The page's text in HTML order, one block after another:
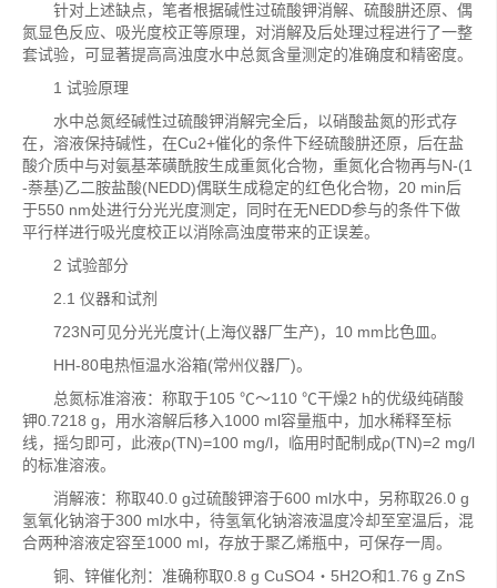
针对上述缺点，笔者根据碱性过硫酸钾消解、硫酸肼还原、偶
氮显色反应、吸光度校正等原理，对消解及后处理过程进行了一整
套试验，可显著提高高浊度水中总氮含量测定的准确度和精密度。
1 试验原理
水中总氮经碱性过硫酸钾消解完全后，以硝酸盐氮的形式存
在，溶液保持碱性，在Cu2+催化的条件下经硫酸肼还原，后在盐
酸介质中与对氨基苯磺酰胺生成重氮化合物，重氮化合物再与N-(1
-萘基)乙二胺盐酸(NEDD)偶联生成稳定的红色化合物，20 min后
于550 nm处进行分光光度测定，同时在无NEDD参与的条件下做
平行样进行吸光度校正以消除高浊度带来的正误差。
2 试验部分
2.1 仪器和试剂
723N可见分光光度计(上海仪器厂生产)，10 mm比色皿。
HH-80电热恒温水浴箱(常州仪器厂)。
总氮标准溶液：称取于105 ℃～110 ℃干燥2 h的优级纯硝酸
钾0.7218 g，用水溶解后移入1000 ml容量瓶中，加水稀释至标
线，摇匀即可，此液ρ(TN)=100 mg/l，临用时配制成ρ(TN)=2 mg/l
的标准溶液。
消解液：称取40.0 g过硫酸钾溶于600 ml水中，另称取26.0 g
氢氧化钠溶于300 ml水中，待氢氧化钠溶液温度冷却至室温后，混
合两种溶液定容至1000 ml，存放于聚乙烯瓶中，可保存一周。
铜、锌催化剂：准确称取0.8 g CuSO4・5H2O和1.76 g ZnS